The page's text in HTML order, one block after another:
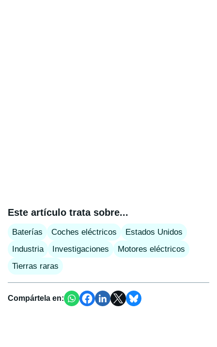
Este artículo trata sobre...
Baterías Coches eléctricos
Estados Unidos
Industria
Investigaciones
Motores eléctricos
Tierras raras
Compártela en: